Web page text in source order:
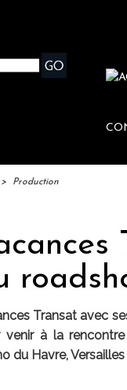
> Production
Transat avec
venir à la
du Havre,